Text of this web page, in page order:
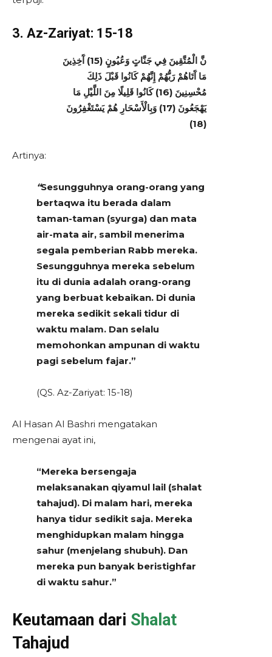
3. Az-Zariyat: 15-18
نَّ الْمُتَّقِينَ فِي جَنَّاتٍ وَعُيُونٍ (15) آَخِذِينَ
مَا آَتَاهُمْ رَبُّهُمْ إِنَّهُمْ كَانُوا قَبْلَ ذَلِكَ
مُحْسِنِينَ (16) كَانُوا قَلِيلًا مِنَ اللَّيْلِ مَا
يَهْجَعُونَ (17) وَبِالْأَسْحَارِ هُمْ يَسْتَغْفِرُونَ
(18)
Artinya:
“Sesungguhnya orang-orang yang
bertaqwa itu berada dalam
taman-taman (syurga) dan mata
air-mata air, sambil menerima
segala pemberian Rabb mereka.
Sesungguhnya mereka sebelum
itu di dunia adalah orang-orang
yang berbuat kebaikan. Di dunia
mereka sedikit sekali tidur di
waktu malam. Dan selalu
memohonkan ampunan di waktu
pagi sebelum fajar.”
(QS. Az-Zariyat: 15-18)
Al Hasan Al Bashri mengatakan
mengenai ayat ini,
“Mereka bersengaja
melaksanakan qiyamul lail (shalat
tahajud). Di malam hari, mereka
hanya tidur sedikit saja. Mereka
menghidupkan malam hingga
sahur (menjelang shubuh). Dan
mereka pun banyak beristighfar
di waktu sahur.”
Keutamaan dari Shalat
Tahajud